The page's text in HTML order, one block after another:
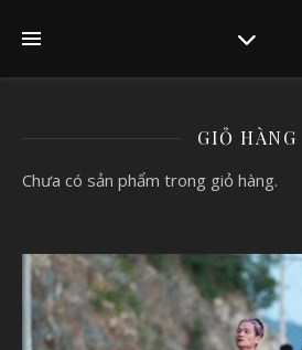
GIỎ HÀNG
Chưa có sản phẩm trong giỏ hàng.